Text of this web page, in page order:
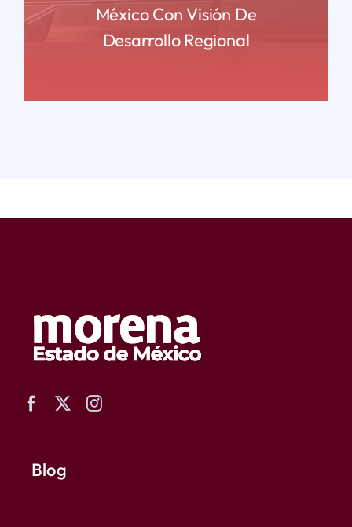
México Con Visión De
Desarrollo Regional
Blog